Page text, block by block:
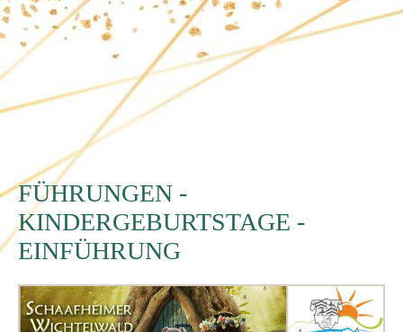
FÜHRUNGEN -
KINDERGEBURTSTAGE -
EINFÜHRUNG